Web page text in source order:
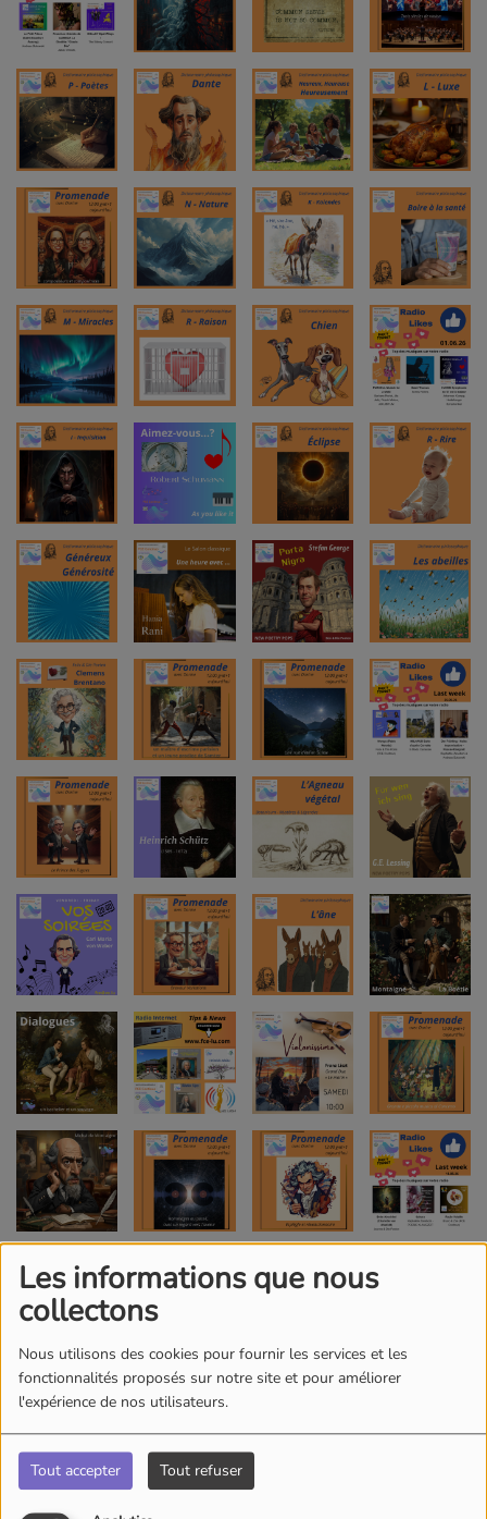
Les informations que nous
collectons
Nous utilisons des cookies pour fournir les services et les
fonctionnalités proposés sur notre site et pour améliorer
l'expérience de nos utilisateurs.
Tout accepter Tout refuser